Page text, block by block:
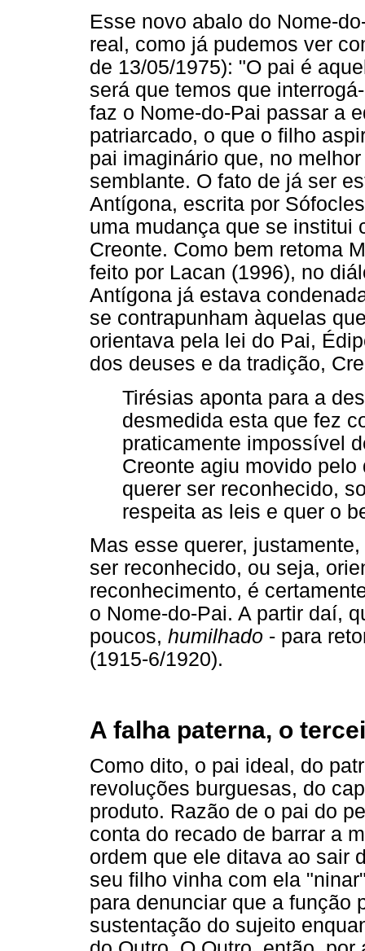
Esse novo abalo do Nome-
real, como já pudemos ver
de 13/05/1975): "O pai é
será que temos que
faz o Nome-do-Pai passar a
patriarcado, o que o filho
pai imaginário que, no
semblante. O fato de já ser
Antígona, escrita por
uma mudança que se institui
Creonte. Como bem retoma
feito por Lacan (1996), no
Antígona já estava
se contrapunham àquelas
orientava pela lei do Pai,
dos deuses e da tradição,
Tirésias aponta para a
desmedida esta que fez
praticamente impossível
Creonte agiu movido
querer ser reconhecido,
respeita as leis e quer o
Mas esse querer,
ser reconhecido, ou seja,
reconhecimento, é
o Nome-do-Pai. A partir daí,
poucos, humilhado - para
(1915-6/1920).
A falha paterna, o
Como dito, o pai ideal, do
revoluções burguesas, do
produto. Razão de o pai do
conta do recado de barrar a
ordem que ele ditava ao sair
seu filho vinha com ela
para denunciar que a função
sustentação do sujeito